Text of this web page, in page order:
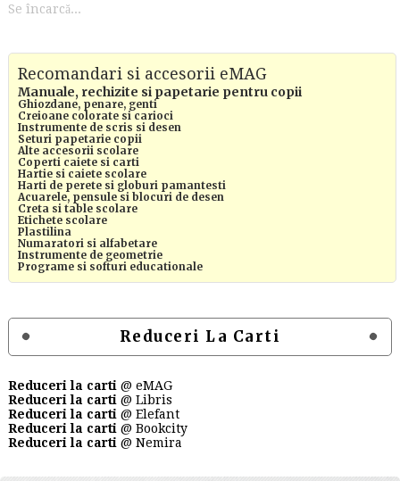
Se încarcă...
Recomandari si accesorii eMAG
Manuale, rechizite si papetarie pentru copii
Ghiozdane, penare, genti
Creioane colorate si carioci
Instrumente de scris si desen
Seturi papetarie copii
Alte accesorii scolare
Coperti caiete si carti
Hartie si caiete scolare
Harti de perete si globuri pamantesti
Acuarele, pensule si blocuri de desen
Creta si table scolare
Etichete scolare
Plastilina
Numaratori si alfabetare
Instrumente de geometrie
Programe si softuri educationale
Reduceri La Carti
Reduceri la carti @ eMAG
Reduceri la carti @ Libris
Reduceri la carti @ Elefant
Reduceri la carti @ Bookcity
Reduceri la carti @ Nemira